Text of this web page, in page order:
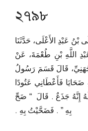
২৭৯৮
بْنُ عَبْدِ الأَعْلَى، حَدَّثَنَا
اللَّهِ بْنِ طُعْمَةَ، عَنْ
قَالَ قَسَمَ رَسُولُ
فَأَعْطَانِي عَتُودًا
إِنَّهُ جَذَعٌ ‏.‏ قَالَ ‏ “‏ ضَحِّ
بِهِ ‏”‏ ‏.‏ فَضَحَّيْتُ بِهِ ‏.‏